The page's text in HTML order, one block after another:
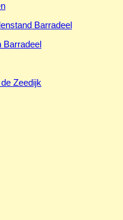
Barradeel
Barradeel
Zeedijk